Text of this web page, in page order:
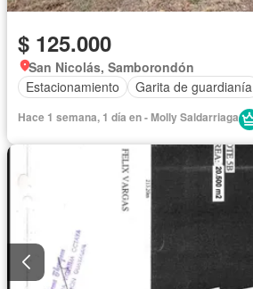
$ 125.000
San Nicolás, Samborondón
Estacionamiento
Garita de guardianía
Hace 1 semana, 1 día en - Molly Saldarriaga